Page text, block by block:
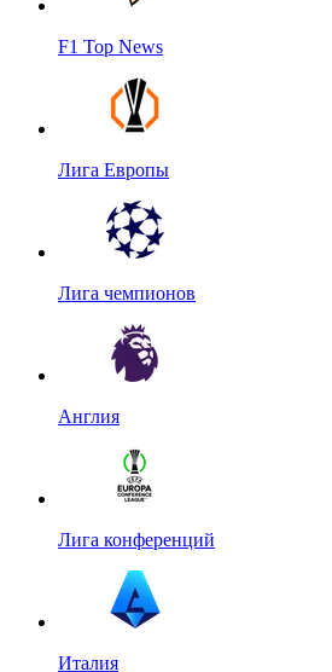
F1 Top News
Лига Европы
Лига чемпионов
Англия
Лига конференций
Италия